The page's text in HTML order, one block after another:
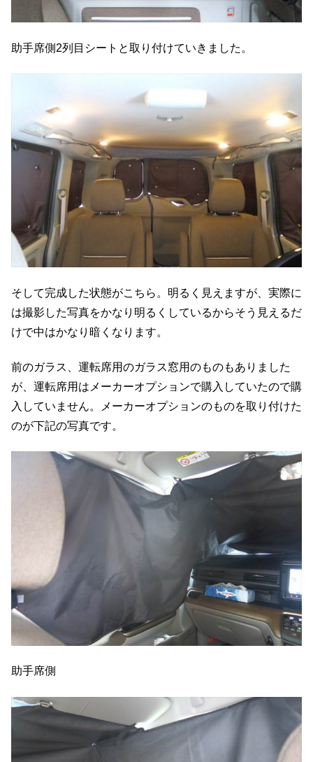
助手席側2列目シートと取り付けていきました。
そして完成した状態がこちら。明るく見えますが、実際に
は撮影した写真をかなり明るくしているからそう見えるだ
けで中はかなり暗くなります。
前のガラス、運転席用のガラス窓用のものもありました
が、運転席用はメーカーオプションで購入していたので購
入していません。メーカーオプションのものを取り付けた
のが下記の写真です。
助手席側